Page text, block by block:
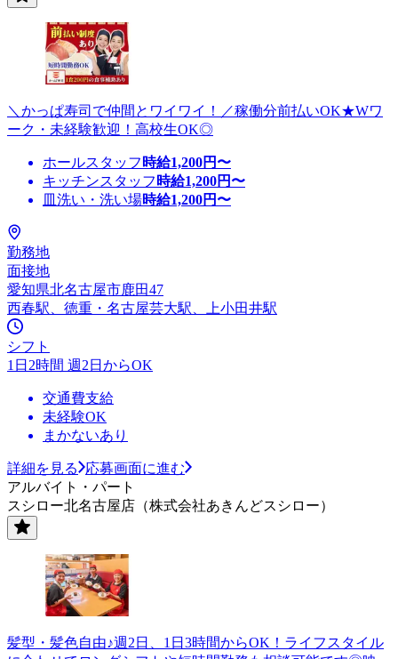
＼かっぱ寿司で仲間とワイワイ！／稼働分前払いOK★Wワ
ーク・未経験歓迎！高校生OK◎
ホールスタッフ 時給1,200円〜
キッチンスタッフ 時給1,200円〜
皿洗い・洗い場時給1,200円〜
勤務地
面接地
愛知県北名古屋市鹿田47
西春駅、徳重・名古屋芸大駅、上小田井駅
シフト
1日2時間 週2日からOK
交通費支給
未経験OK
まかないあり
詳細を見る
応募画面に進む
アルバイト・パート
スシロー北名古屋店（株式会社あきんどスシロー）
髪型・髪色自由♪週2日、1日3時間からOK！ライフスタイル